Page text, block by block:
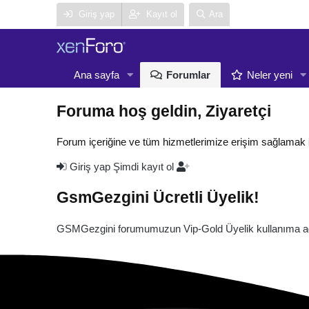
Giriş yap Kayıt ol Ara
Ana sayfa Forumlar Neler yeni
Foruma hoş geldin, Ziyaretçi
Forum içeriğine ve tüm hizmetlerimize erişim sağlamak
Giriş yap Şimdi kayıt ol
GsmGezgini Ücretli Üyelik!
GSMGezgini forumumuzun Vip-Gold Üyelik kullanıma